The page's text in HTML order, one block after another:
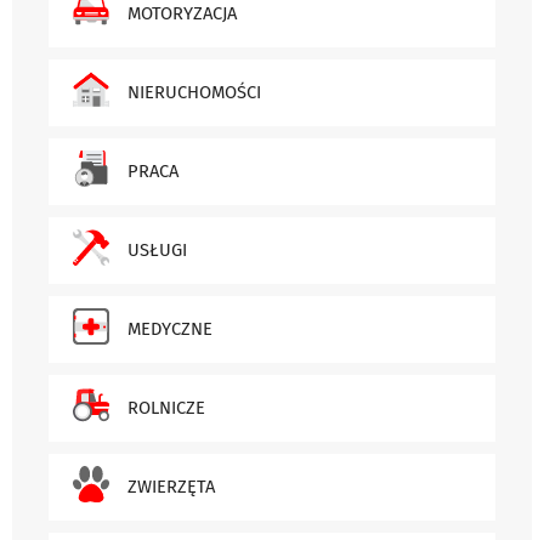
MOTORYZACJA
NIERUCHOMOŚCI
PRACA
USŁUGI
MEDYCZNE
ROLNICZE
ZWIERZĘTA